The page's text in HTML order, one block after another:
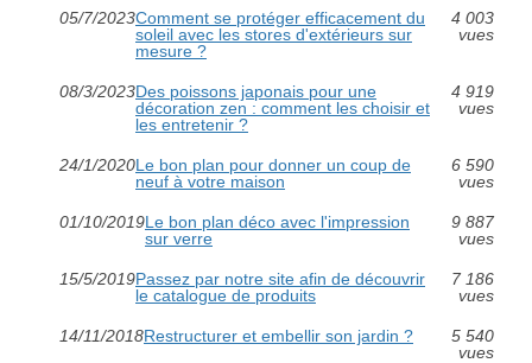
05/7/2023Comment se protéger efficacement du
soleil avec les stores d'extérieurs sur
mesure ?
4 003
vues
08/3/2023Des poissons japonais pour une
décoration zen : comment les choisir et
les entretenir ?
4 919
vues
24/1/2020Le bon plan pour donner un coup de
neuf à votre maison
6 590
vues
01/10/2019Le bon plan déco avec l'impression
sur verre
9 887
vues
15/5/2019Passez par notre site afin de découvrir
le catalogue de produits
7 186
vues
14/11/2018Restructurer et embellir son jardin ?
5 540
vues